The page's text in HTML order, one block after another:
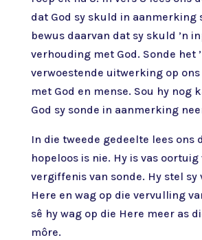
dat God sy skuld in aanmerking
bewus daarvan dat sy skuld ’n
verhouding met God. Sonde het
verwoestende uitwerking op
met God en mense. Sou hy nog
God sy sonde in aanmerking
In die tweede gedeelte lees ons
hopeloos is nie. Hy is vas oortuig
vergiffenis van sonde. Hy stel sy
Here en wag op die vervulling
sê hy wag op die Here meer as
môre.